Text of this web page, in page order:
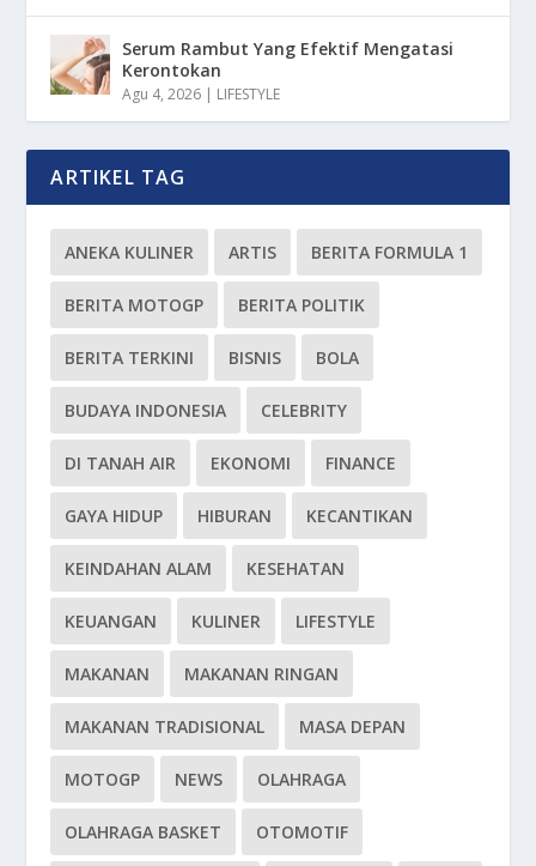
Serum Rambut Yang Efektif Mengatasi
Kerontokan
Agu 4, 2026 | LIFESTYLE
ARTIKEL TAG
ANEKA KULINER ARTIS BERITA FORMULA 1
BERITA MOTOGP BERITA POLITIK
BERITA TERKINI BISNIS BOLA
BUDAYA INDONESIA CELEBRITY
DI TANAH AIR EKONOMI FINANCE
GAYA HIDUP HIBURAN KECANTIKAN
KEINDAHAN ALAM KESEHATAN
KEUANGAN KULINER LIFESTYLE
MAKANAN MAKANAN RINGAN
MAKANAN TRADISIONAL MASA DEPAN
MOTOGP NEWS OLAHRAGA
OLAHRAGA BASKET OTOMOTIF